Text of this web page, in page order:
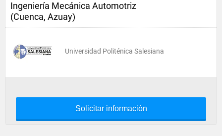
Ingeniería Mecánica Automotriz
(Cuenca, Azuay)
Universidad Politénica Salesiana
Solicitar información